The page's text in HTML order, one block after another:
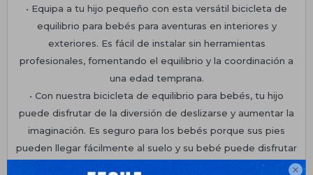

• Equipa a tu hijo pequeño con esta versátil bicicleta de
equilibrio para bebés para aventuras en interiores y
exteriores. Es fácil de instalar sin herramientas
profesionales, fomentando el equilibrio y la coordinación a
una edad temprana.
• Con nuestra bicicleta de equilibrio para bebés, tu hijo
puede disfrutar de la diversión de deslizarse y aumentar la
imaginación. Es seguro para los bebés porque sus pies
pueden llegar fácilmente al suelo y su bebé puede disfrutar
de una experiencia de ciclismo cómoda. Llévalo a picnics o